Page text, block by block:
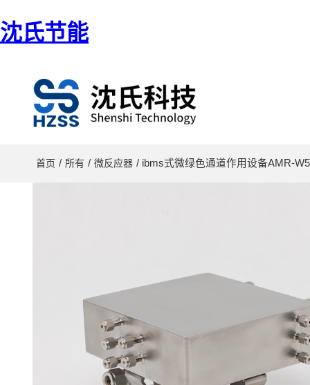
沈氏节能
首页 / 所有 / 微反应器 / ibms式微绿色通道作用设备AMR-